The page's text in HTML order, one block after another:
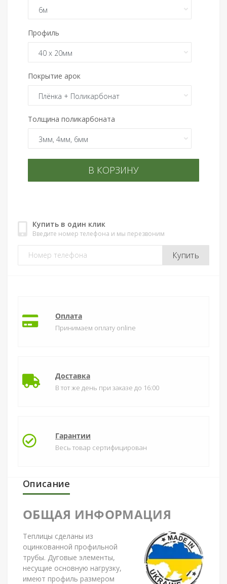
Профиль
Покрытие арок
Толщина поликарбоната
В КОРЗИНУ
Купить в один клик
Введите номер телефона и мы перезвоним
Купить
Оплата
Принимаем оплату online
Доставка
В тот же день при заказе до 16:00
Гарантии
Весь товар сертифицирован
Описание
ОБЩАЯ ИНФОРМАЦИЯ
Теплицы сделаны из
оцинкованной профильной
трубы. Дуговые элементы,
несущие основную нагрузку,
имеют профиль размером